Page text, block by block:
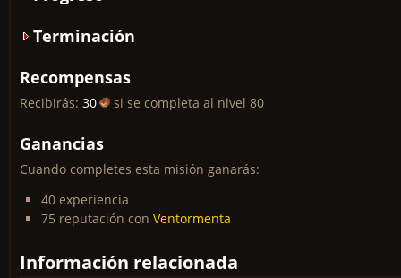
Terminación
Recompensas
Recibirás: 30 si se completa al nivel 80
Ganancias
Cuando completes esta misión ganarás:
40 experiencia
75 reputación con Ventormenta
Información relacionada